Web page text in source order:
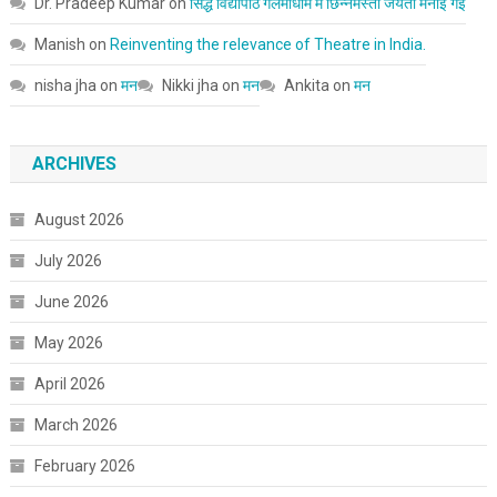
Manish on Reinventing the relevance of Theatre in India.
nisha jha on मन Nikki jha on मन Ankita on मन
ARCHIVES
August 2026
July 2026
June 2026
May 2026
April 2026
March 2026
February 2026